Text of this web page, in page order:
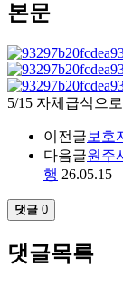
본문
5/15 자체급식으
이전글 보호
다음글원주
행 26.05.15
댓글 0
댓글목록